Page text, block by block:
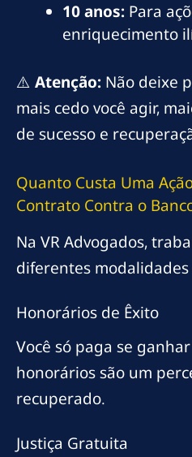
10 anos: Para
enriquecimento
⚠️ Atenção: Não deixe
mais cedo você agir,
de sucesso e
Quanto Custa Uma
Contrato Contra o
Na VR Advogados,
diferentes
Honorários de Êxito
Você só paga se
honorários são um
recuperado.
Justiça Gratuita